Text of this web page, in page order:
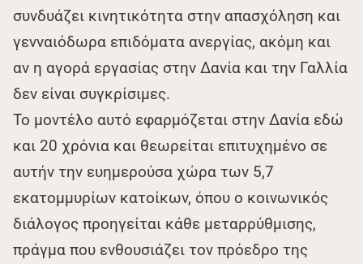
συνδυάζει κινητικότητα στην απασχόληση και
γενναιόδωρα επιδόματα ανεργίας, ακόμη και
αν η αγορά εργασίας στην Δανία και την Γαλλία
δεν είναι συγκρίσιμες.
Το μοντέλο αυτό εφαρμόζεται στην Δανία εδώ
και 20 χρόνια και θεωρείται επιτυχημένο σε
αυτήν την ευημερούσα χώρα των 5,7
εκατομμυρίων κατοίκων, όπου ο κοινωνικός
διάλογος προηγείται κάθε μεταρρύθμισης,
πράγμα που ενθουσιάζει τον πρόεδρο της